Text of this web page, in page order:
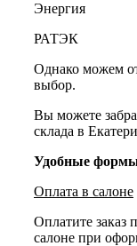
Энергия
РАТЭК
Однако можем
выбор.
Вы можете
склада в
Удобные
Оплата в салоне
Оплатите заказ
салоне при